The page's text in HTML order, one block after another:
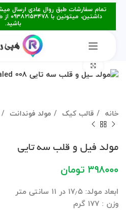
تمام سفارشات طبق روال عادی ارسال
باشید.
خانه قالب کیک مولد فوندانت
مولد فیل و قلب سه تایی
۳۹۸۰۰۰ تومان
ابعاد مولد: ۱۷٫۵ در ۱۱ سانتی متر
وزن : ۱۷۷ گرم